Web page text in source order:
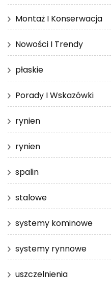
Montaż I Konserwacja
Nowości I Trendy
płaskie
Porady I Wskazówki
rynien
rynien
spalin
stalowe
systemy kominowe
systemy rynnowe
uszczelnienia